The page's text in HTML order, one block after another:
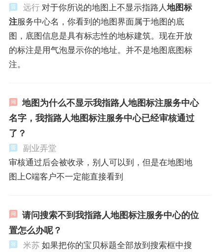
远行对于你所说的地图上不显示指路人地图标
注服务中心名，你看到的地图界面属于地图的底
图，底图信息是具有标志性的地标建筑。现在开放
的标注是用气泡显示你的地址。并不是地图底图标
注。
地图为什么不显示我指路人地图标注服务中心
名字，我指路人地图标注服务中心已经审核通过
了？
副业弄堂
审核通过后会被收录，别人可以到，但是在地图地
图上C端客户不一定能直接看到
请问搜索不到我指路人地图标注服务中心的位
置怎么办呢？
米苏如果把你的宝贝标题全部放到搜索框中搜